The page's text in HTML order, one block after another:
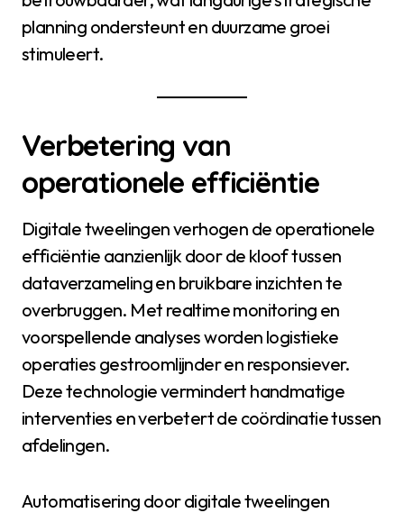
planning ondersteunt en duurzame groei
stimuleert.
Verbetering van
operationele efficiëntie
Digitale tweelingen verhogen de operationele
efficiëntie aanzienlijk door de kloof tussen
dataverzameling en bruikbare inzichten te
overbruggen. Met realtime monitoring en
voorspellende analyses worden logistieke
operaties gestroomlijnder en responsiever.
Deze technologie vermindert handmatige
interventies en verbetert de coördinatie tussen
afdelingen.
Automatisering door digitale tweelingen